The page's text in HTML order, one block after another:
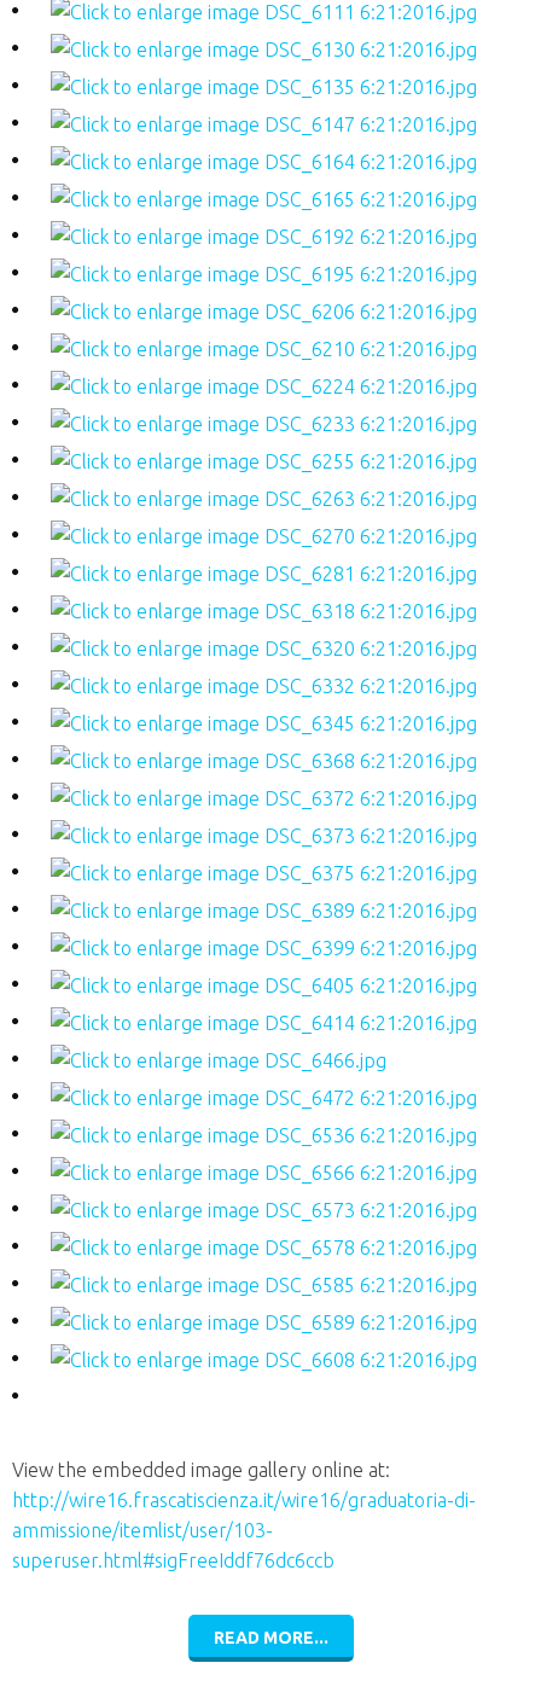
View the embedded image gallery online at:
http://wire16.frascatiscienza.it/wire16/graduatoria-di-
ammissione/itemlist/user/103-
superuser.html#sigFreeIddf76dc6ccb
READ MORE...